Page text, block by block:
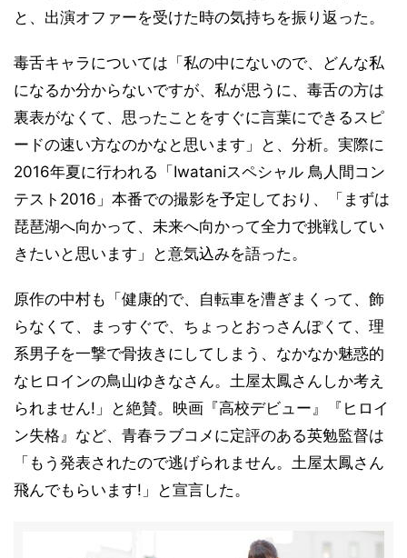
と、出演オファーを受けた時の気持ちを振り返った。
毒舌キャラについては「私の中にないので、どんな私
になるか分からないですが、私が思うに、毒舌の方は
裏表がなくて、思ったことをすぐに言葉にできるスピ
ードの速い方なのかなと思います」と、分析。実際に
2016年夏に行われる「Iwataniスペシャル 鳥人間コン
テスト2016」本番での撮影を予定しており、「まずは
琵琶湖へ向かって、未来へ向かって全力で挑戦してい
きたいと思います」と意気込みを語った。
原作の中村も「健康的で、自転車を漕ぎまくって、飾
らなくて、まっすぐで、ちょっとおっさんぽくて、理
系男子を一撃で骨抜きにしてしまう、なかなか魅惑的
なヒロインの鳥山ゆきなさん。土屋太鳳さんしか考え
られません!」と絶賛。映画『高校デビュー』『ヒロイ
ン失格』など、青春ラブコメに定評のある英勉監督は
「もう発表されたので逃げられません。土屋太鳳さん
飛んでもらいます!」と宣言した。